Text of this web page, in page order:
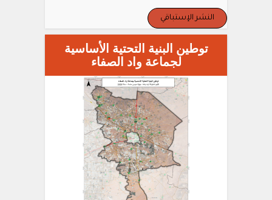
النشر الإستباقي
توطين البنية التحتية الأساسية
لجماعة واد الصفاء